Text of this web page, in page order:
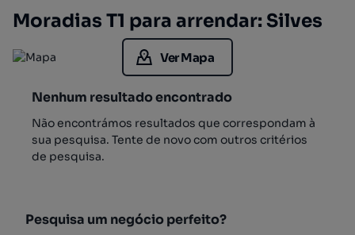
Moradias T1 para arrendar: Silves
Ver Mapa
Nenhum resultado encontrado
Não encontrámos resultados que correspondam à
sua pesquisa. Tente de novo com outros critérios
de pesquisa.
Pesquisa um negócio perfeito?